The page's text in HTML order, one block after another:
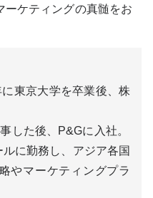
ーケティングの真髄をお
東京大学を卒業後、株
した後、P&Gに入社。
に勤務し、アジア各国
やマーケティングプラ